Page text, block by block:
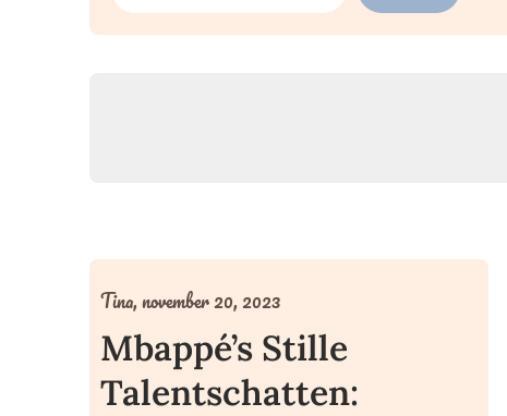
Mbappé’s Stille
Talentschatten:
Tina,november 20, 2023